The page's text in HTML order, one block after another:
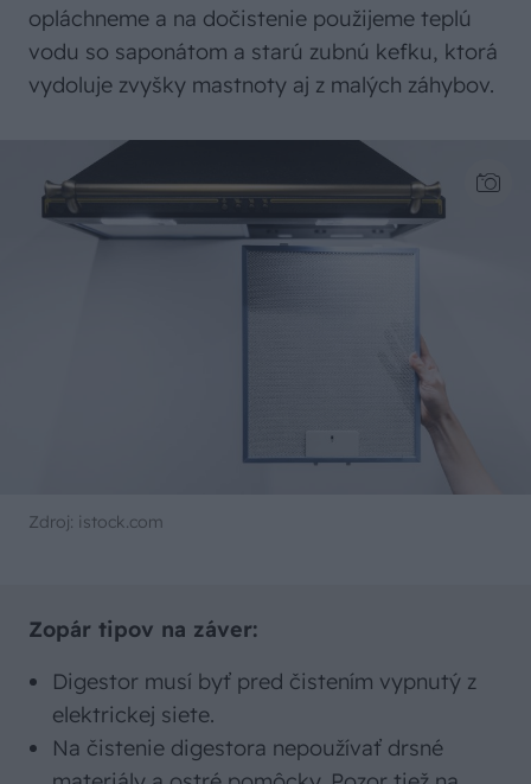
opláchneme a na dočistenie použijeme teplú
vodu so saponátom a starú zubnú kefku, ktorá
vydoluje zvyšky mastnoty aj z malých záhybov.
Zdroj: istock.com
Zopár tipov na záver:
Digestor musí byť pred čistením vypnutý z
elektrickej siete.
Na čistenie digestora nepoužívať drsné